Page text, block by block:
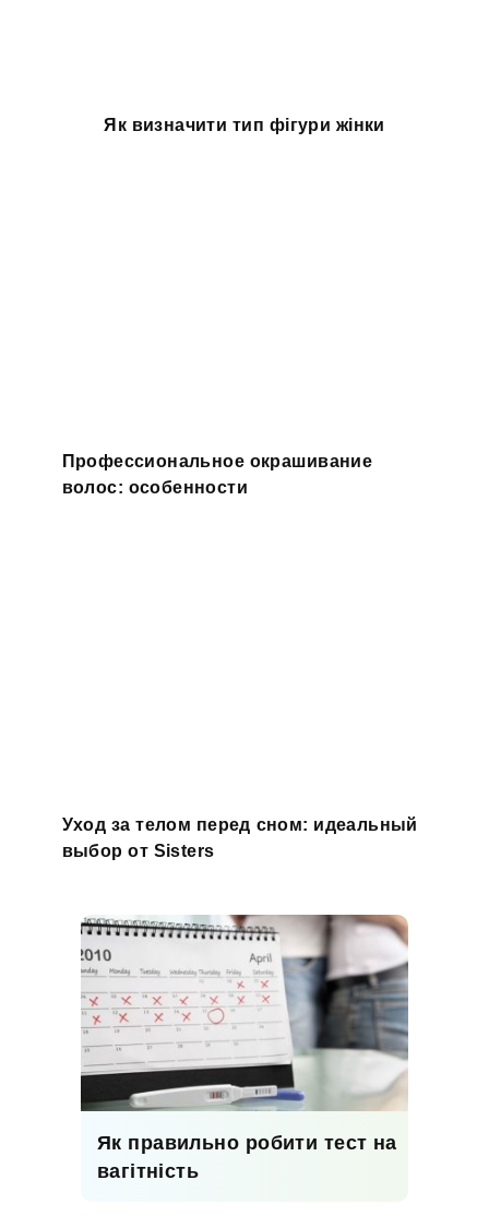
Як визначити тип фігури жінки
Профессиональное окрашивание
волос: особенности
Уход за телом перед сном: идеальный
выбор от Sisters
Як правильно робити тест на
вагітність